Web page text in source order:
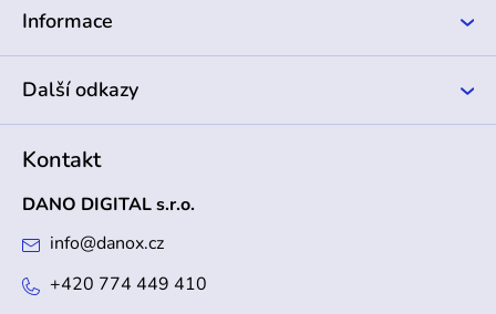
Informace
Další odkazy
Kontakt
DANO DIGITAL s.r.o.
info@danox.cz
+420 774 449 410